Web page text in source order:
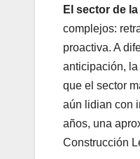
El sector de
complejos:
proactiva. A
anticipación,
que el sector
aún lidian con
años, una
Construcción